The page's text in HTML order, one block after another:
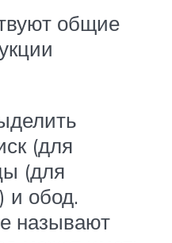
общие
(для
(для
и обод.
называют